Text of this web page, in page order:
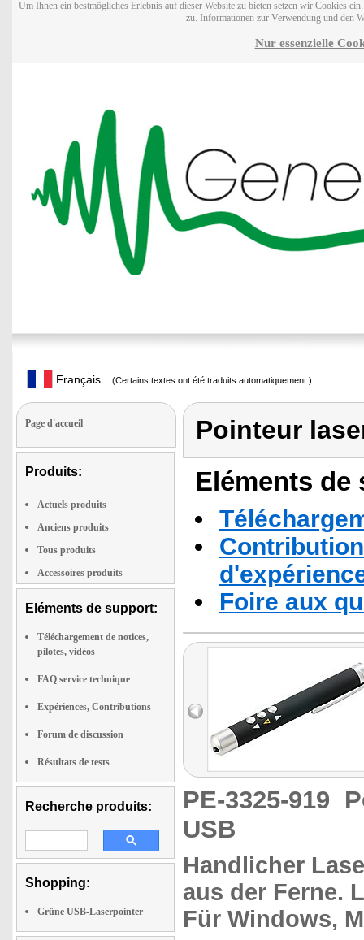
Um Ihnen ein bestmögliches Erlebnis auf dieser Website zu bieten setzen wir Cookies
zu. Informationen zur Verwendung und den
Nur essenzielle
Français (Certains textes ont été traduits automatiquement.)
Page d'accueil
Produits:
Actuels produits
Anciens produits
Tous produits
Accessoires produits
Eléments de support:
Téléchargement de notices,
pilotes, vidéos
FAQ service technique
Expériences, Contributions
Forum de discussion
Résultats de tests
Recherche produits:
Shopping:
Grüne USB-Laserpointer
Pointeur
Eléments
Foire aux
PE-3325-919
USB
Handlicher
aus der Ferne.
Für Windows,